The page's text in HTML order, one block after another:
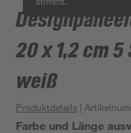
20 x 1,2 cm
weiß
Produktdetails |
Farbe und Länge